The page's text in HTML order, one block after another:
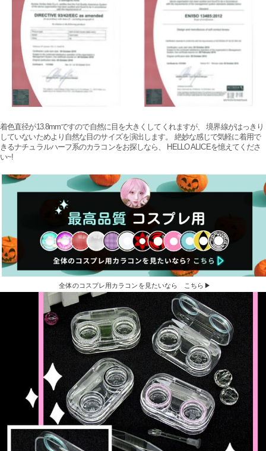
着色直径が13.8mmですので自然に目を大きくしてくれますが、 境界線がはっきり
していないためより自然な目のサイズを演出します。 絶妙な感じで気軽に着用で
きるナチュラルハーフ系のカラコンをお探しなら、 HELLO ALICEを憶えてくださ
い~!
全体のコスプレ用カラコンを見たいなら こちら▶